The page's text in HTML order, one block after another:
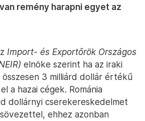
remény harapni egyet az
Import- és Exportőrök Országos
elnöke szerint ha az iraki
3 milliárd dollár értékű
a hazai cégek. Románia
dollárnyi cserekereskedelmet
ehhez azonban